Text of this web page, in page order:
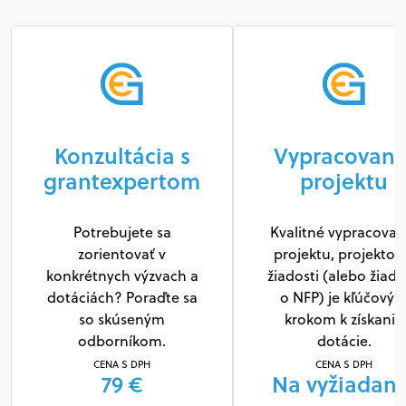
Konzultácia s
grantexpertom
Potrebujete sa
zorientovať v
konkrétnych výzvach a
dotáciách? Poraďte sa
so skúseným
odborníkom.
CENA S DPH
79 €
projektu
Kvalitné
projektu,
žiadosti (alebo
o NFP) je
krokom k získaniu
dotácie.
CENA S DPH
Na